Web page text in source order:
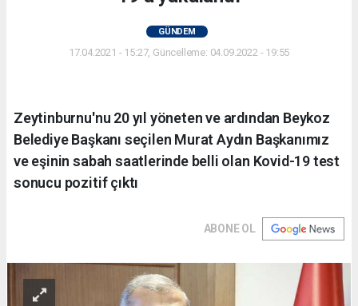
GÜNDEM
17.04.2021 - 15:27, Güncelleme: 04.09.2022 - 19:55
Zeytinburnu'nu 20 yıl yöneten ve ardından Beykoz
Belediye Başkanı seçilen Murat Aydın Başkanımız
ve eşinin sabah saatlerinde belli olan Kovid-19 test
sonucu pozitif çıktı
ABONE OL